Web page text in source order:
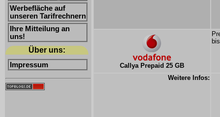
Werbefläche auf
unseren Tarifrechnern
Ihre Mitteilung an
uns!
Über uns:
Impressum Callya Prepaid 25 GB
Weitere Infos: